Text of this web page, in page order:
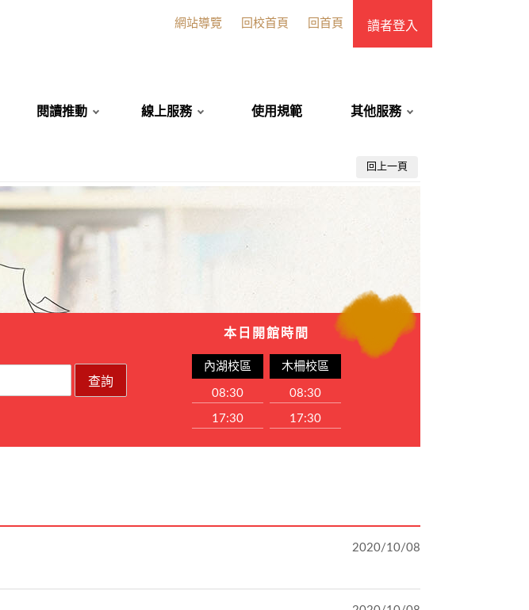
網站導覽 回校首頁 回首頁 讀者登入
閱讀推動 線上服務 使用規範 其他服務
回上一頁
本日開館時間
內湖校區
08:30
17:30
木柵校區
08:30
17:30
2020/10/08